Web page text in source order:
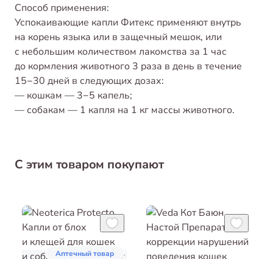
Способ применения:
Успокаивающие капли Фитекс применяют внутрь
на корень языка или в защечный мешок, или
с небольшим количеством лакомства за 1 час
до кормления животного 3 раза в день в течение
15−30 дней в следующих дозах:
— кошкам — 3−5 капель;
— собакам — 1 капля на 1 кг массы животного.
С этим товаром покупают
Аптечный товар